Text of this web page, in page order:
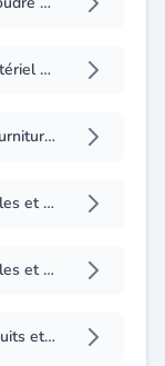
Commerce de détail de machines, matériel et mobilier de bureau
Commerce de détail de matériel et fournitures pour boulangerie, pâtisserie, confiserie
Commerce de détail de matériel, articles et fournitures destinés aux activités artistiques
Commerce de détail de matériel, articles et fournitures pour la culture, l'enseignement et les collectivités
Commerce de détail de matériel, produits et matières premières destinés à la bijouterie industrielle et artisanale